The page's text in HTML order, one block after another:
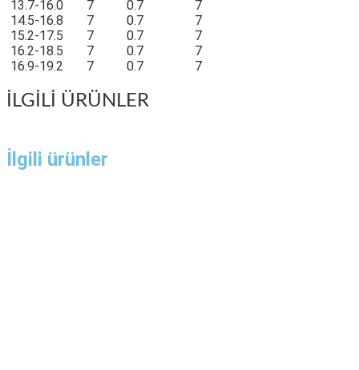
13.7-16.0
7 0.7
7
14.5-16.8
7 0.7
7
15.2-17.5
7 0.7
7
16.2-18.5
7 0.7
7
16.9-19.2
7 0.7 7
İLGİLİ ÜRÜNLER
İlgili ürünler